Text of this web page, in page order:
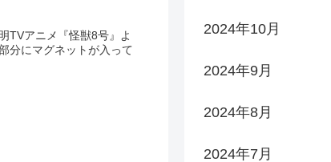
TVアニメ『怪獣8号』よ
分にマグネットが入って
2024年10月
2024年9月
2024年8月
2024年7月